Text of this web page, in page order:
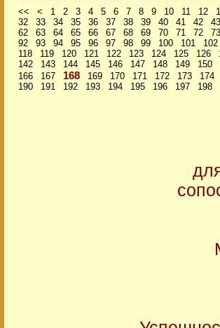
<< < 1 2 3 4 5 6 7 8 9 10 11 12
32
33 34 35 36 37 38 39 40 41 42
43
62
63 64 65 66 67 68 69 70 71 72
73
92
93 94 95 96 97 98 99 100 101
102
118
119 120 121 122 123 124 125 126
142
143 144 145 146 147 148 149
150
166
167 168 169 170 171 172 173
174
190
191 192 193 194 195 196 197 198